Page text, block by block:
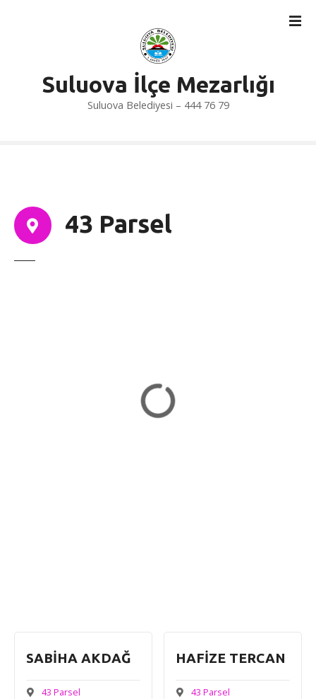
Suluova İlçe Mezarlığı
Suluova Belediyesi – 444 76 79
43 Parsel
SABİHA AKDAĞ
43 Parsel
HAFİZE TERCAN
43 Parsel